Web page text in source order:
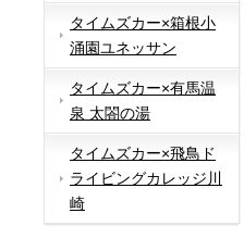
タイムズカー×箱根小
涌園ユネッサン
タイムズカー×有馬温
泉 太閤の湯
タイムズカー×飛鳥ド
ライビングカレッジ川
崎